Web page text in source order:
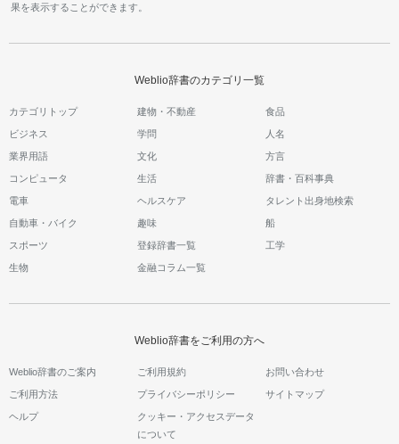
果を表示することができます。
Weblio辞書のカテゴリ一覧
カテゴリトップ 建物・不動産 食品
ビジネス 学問 人名
業界用語 文化 方言
コンピュータ 生活 辞書・百科事典
電車 ヘルスケア タレント出身地検索
自動車・バイク 趣味 船
スポーツ 登録辞書一覧 工学
生物 金融コラム一覧
Weblio辞書をご利用の方へ
Weblio辞書のご案内 ご利用規約 お問い合わせ
ご利用方法 プライバシーポリシー サイトマップ
ヘルプ
クッキー・アクセスデータ
について